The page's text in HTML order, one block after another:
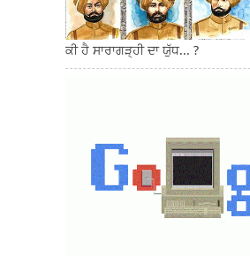
ਕੀ ਹੈ ਸਾਰਾਗੜ੍ਹੀ ਦਾ ਯੁੱਧ... ?